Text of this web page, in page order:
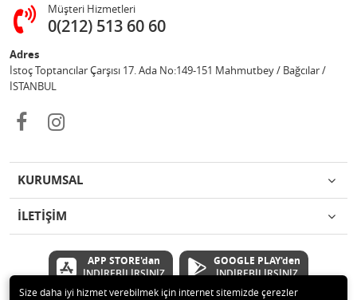
Müşteri Hizmetleri
0(212) 513 60 60
Adres
İstoç Toptancılar Çarşısı 17. Ada No:149-151 Mahmutbey / Bağcılar /
İSTANBUL
KURUMSAL
İLETİŞİM
APP STORE'dan
İNDİREBİLİRSİNİZ
GOOGLE PLAY'den
İNDİREBİLİRSİNİZ
Size daha iyi hizmet verebilmek için internet sitemizde çerezler